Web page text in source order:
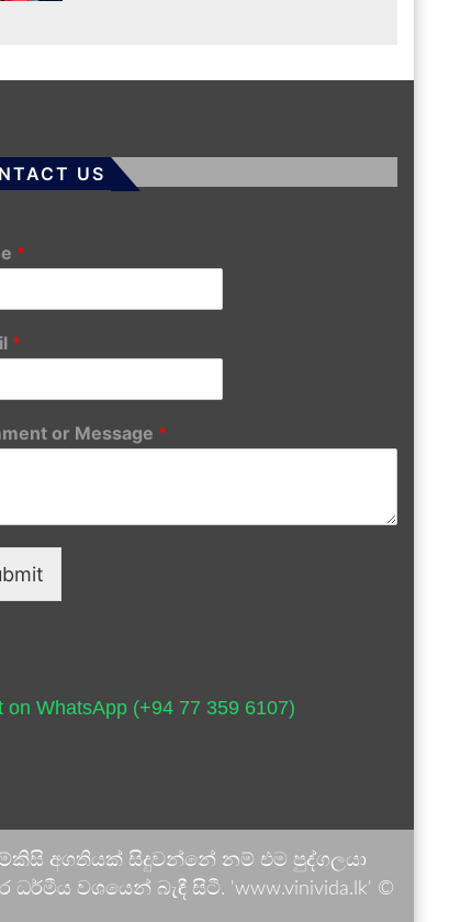
US
*
*
or Message *
on WhatsApp (+94 77 359 6107)
අගතියක් සිදුවන්නේ නම් එම පුද්ගලයා
වශයෙන් බැඳී සිටී. 'www.vinivida.lk' ©